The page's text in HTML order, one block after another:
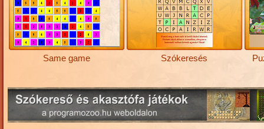
Same game Szókeresés